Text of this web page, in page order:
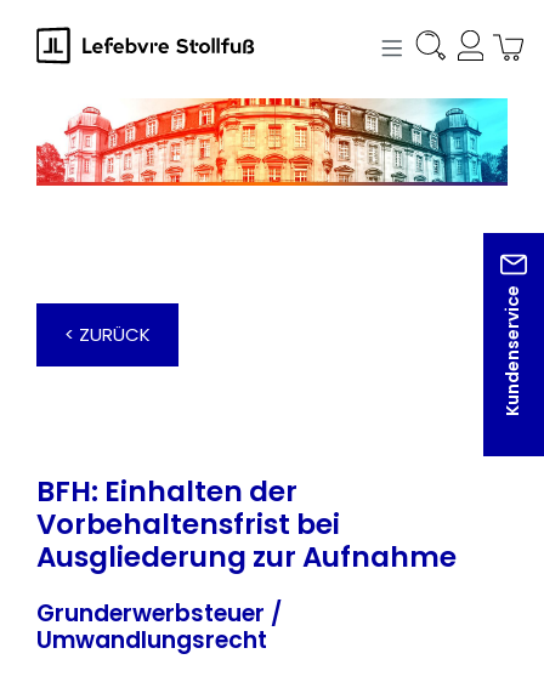
springen
Kundenservice
< ZURÜCK
BFH: Einhalten der
Vorbehaltensfrist bei
Ausgliederung zur Aufnahme
Grunderwerbsteuer /
Umwandlungsrecht